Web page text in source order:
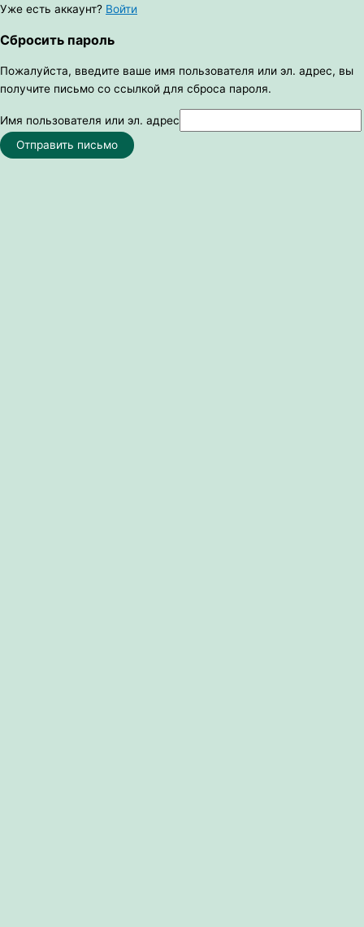
Уже есть аккаунт? Войти
Сбросить пароль
Пожалуйста, введите ваше имя пользователя или эл. адрес, вы
получите письмо со ссылкой для сброса пароля.
Имя пользователя или эл. адрес
Отправить письмо